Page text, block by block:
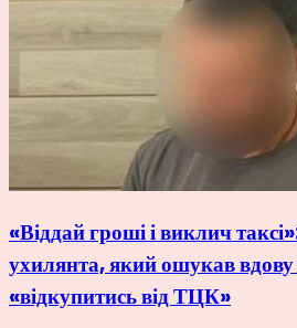
«Віддай гроші і виклич
ухилянта, який ошукав
«відкупитись від ТЦК»